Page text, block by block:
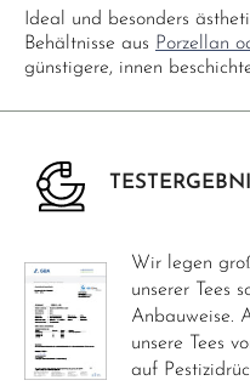
Ideal und besonders
Behältnisse aus Porzellan
günstigere, innen
Wir legen
unserer Tees
Anbauweise.
unsere Tees
auf